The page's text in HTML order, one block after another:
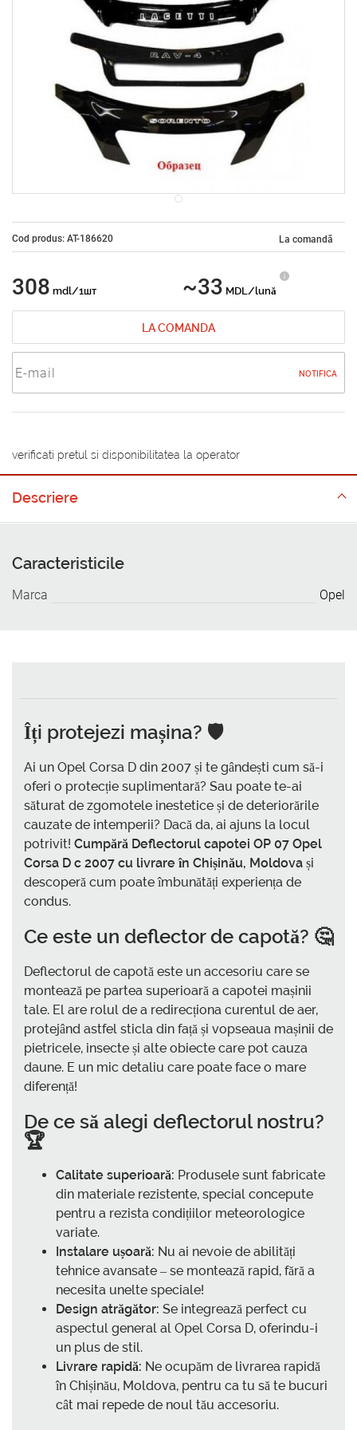
Cod produs: AT-186620 La comandă
308 mdl/1шт ~33 MDL/lună
LA COMANDA
NOTIFICA
verificati pretul si disponibilitatea la operator
Descriere
Caracteristicile
Marca Opel
Îți protejezi mașina? 🛡️
Ai un Opel Corsa D din 2007 și te gândești cum să-i
oferi o protecție suplimentară? Sau poate te-ai
săturat de zgomotele inestetice și de deteriorările
cauzate de intemperii? Dacă da, ai ajuns la locul
potrivit! Cumpără Deflectorul capotei OP 07 Opel
Corsa D c 2007 cu livrare în Chișinău, Moldova și
descoperă cum poate îmbunătăți experiența de
condus.
Ce este un deflector de capotă? 🤔
Deflectorul de capotă este un accesoriu care se
montează pe partea superioară a capotei mașinii
tale. El are rolul de a redirecționa curentul de aer,
protejând astfel sticla din față și vopseaua mașinii de
pietricele, insecte și alte obiecte care pot cauza
daune. E un mic detaliu care poate face o mare
diferență!
De ce să alegi deflectorul nostru?
🏆
Calitate superioară: Produsele sunt fabricate
din materiale rezistente, special concepute
pentru a rezista condițiilor meteorologice
variate.
Instalare ușoară: Nu ai nevoie de abilități
tehnice avansate – se montează rapid, fără a
necesita unelte speciale!
Design atrăgător: Se integrează perfect cu
aspectul general al Opel Corsa D, oferindu-i
un plus de stil.
Livrare rapidă: Ne ocupăm de livrarea rapidă
în Chișinău, Moldova, pentru ca tu să te bucuri
cât mai repede de noul tău accesoriu.